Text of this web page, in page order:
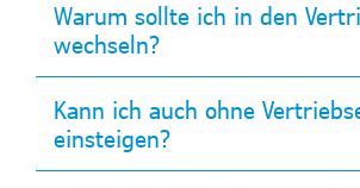
Warum sollte ich in den
wechseln?
Kann ich auch ohne
einsteigen?